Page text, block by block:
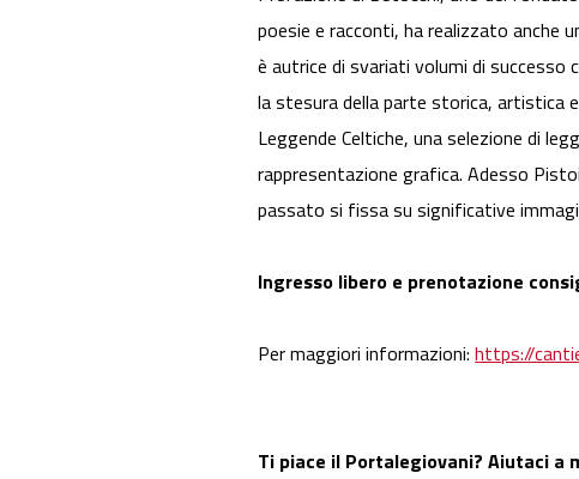
poesie e racconti, ha realizzato anche
è autrice di svariati volumi di successo
la stesura della parte storica, artistica
Leggende Celtiche, una selezione di
rappresentazione grafica. Adesso
passato si fissa su significative
Ingresso libero e prenotazione
Per maggiori informazioni:https://
Ti piace il Portalegiovani? Aiutaci a